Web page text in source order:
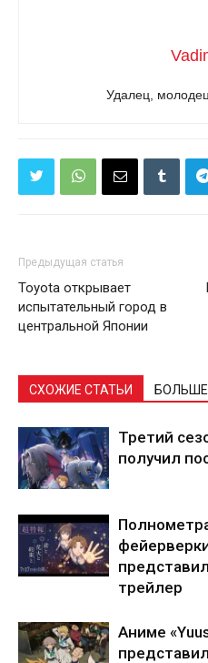
Удалец,
Предыдущая статья
Toyota открывает
испытательный город в
центральной Японии
СХОЖИЕ СТАТЬИ
Третий
получил
трейлер
Аниме